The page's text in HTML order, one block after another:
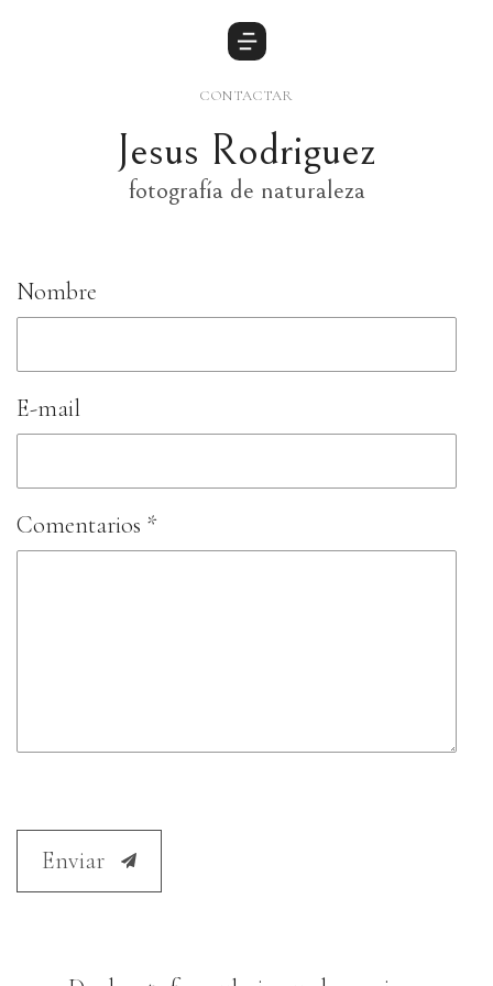
CONTACTAR
Jesus Rodriguez
fotografía de naturaleza
Nombre
E-mail
Comentarios *
Enviar